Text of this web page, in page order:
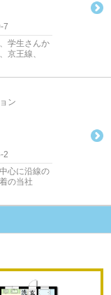
7
学生さんか
京王線、
ン
2
心に沿線の
の当社